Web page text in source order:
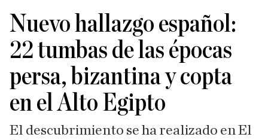
Nuevo hallazgo español:
22 tumbas de las épocas
persa, bizantina y copta
en el Alto Egipto
El descubrimiento se ha realizado en El